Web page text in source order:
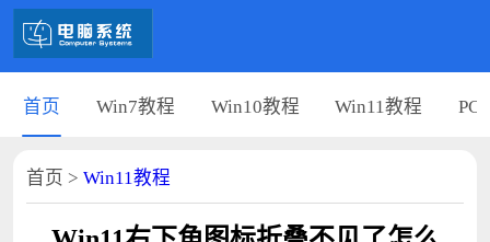
首页 Win7教程 Win10教程 Win11教程 PC
首页 > Win11教程